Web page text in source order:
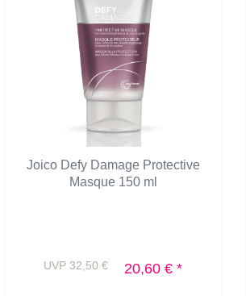
Joico Defy Damage Protective
Masque 150 ml
UVP 32,50 € 20,60 € *